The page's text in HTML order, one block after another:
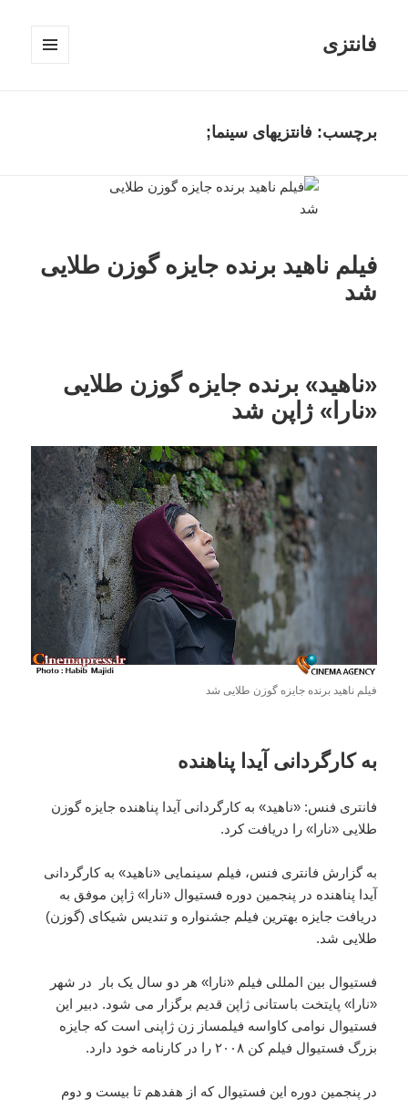
فانتزی
برچسب: فانتزیهای سینما;
فیلم ناهید برنده جایزه گوزن طلایی
شد
«ناهید» برنده جایزه گوزن طلایی
«نارا» ژاپن شد
فیلم ناهید برنده جایزه گوزن طلایی شد
به کارگردانی آیدا پناهنده
فانتری فنس: «ناهید» به کارگردانی آیدا پناهنده جایزه گوزن
طلایی «نارا» را دریافت کرد.
به گزارش فانتری فنس، فیلم سینمایی «ناهید» به کارگردانی
آیدا پناهنده در پنجمین دوره فستیوال «نارا» ژاپن موفق به
دریافت جایزه بهترین فیلم جشنواره و تندیس شیکای (گوزن)
طلایی شد.
فستیوال بین المللی فیلم «نارا» هر دو سال یک بار در شهر
«نارا» پایتخت باستانی ژاپن قدیم برگزار می شود. دبیر این
فستیوال نوامی کاواسه فیلمساز زن ژاپنی است که جایزه
بزرگ فستیوال فیلم کن ۲۰۰۸ را در کارنامه خود دارد.
در پنجمین دوره این فستیوال که از هفدهم تا بیست و دوم